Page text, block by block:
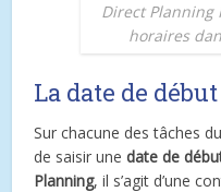
Direct Planning
horaires
La date de
Sur chacune des tâches
de saisir unedate de
Planning, il s’agit d’une